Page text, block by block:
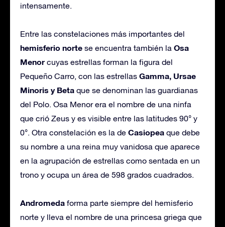
intensamente.
Entre las constelaciones más importantes del
hemisferio norte se encuentra también la Osa
Menorcuyas estrellas forman la figura del
Pequeño Carro, con las estrellas Gamma, Ursae
Minoris y Beta que se denominan las guardianas
del Polo. Osa Menor era el nombre de una ninfa
que crió Zeus y es visible entre las latitudes 90° y
0°. Otra constelación es la de Casiopea que debe
su nombre a una reina muy vanidosa que aparece
en la agrupación de estrellas como sentada en un
trono y ocupa un área de 598 grados cuadrados.
Andromeda forma parte siempre del hemisferio
norte y lleva el nombre de una princesa griega que